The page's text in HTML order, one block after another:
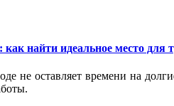
найти идеальное место для
не оставляет времени на